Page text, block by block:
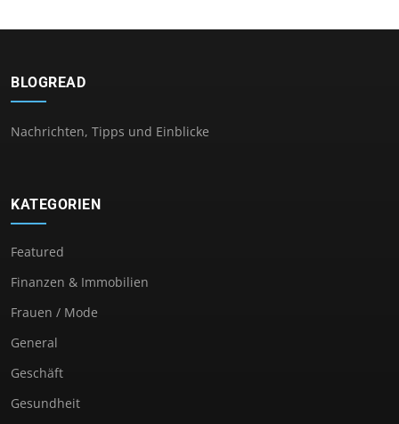
BLOGREAD
Nachrichten, Tipps und Einblicke
KATEGORIEN
Featured
Finanzen & Immobilien
Frauen / Mode
General
Geschäft
Gesundheit